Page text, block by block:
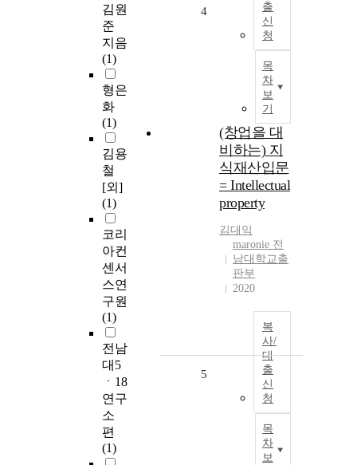
김원
준
지음
(1)
형은
화
(1)
김용
철
[외]
(1)
코리
아컨
센서
스연
구원
(1)
전남
대5
ㆍ18
연구
소
편
(1)
출
신
청
목
차
보
기
4
(창업을 대
비하는) 지
식재산입문
= Intellectual
property
김대익
maronie 전
남대학교출
판부
2020
복
사/
대
출
신
청
목
차
보
5